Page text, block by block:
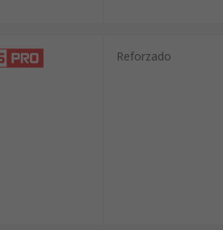
Reforzado